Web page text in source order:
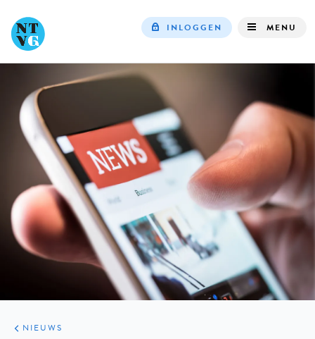
INLOGGEN MENU
ARTIKELEN
HET
KORT
NIEUWS